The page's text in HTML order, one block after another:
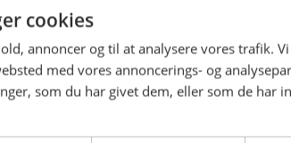
Glemt
cookies
annoncer og til at analysere vores trafik.
med vores annoncerings- og
som du har givet dem, eller som de har